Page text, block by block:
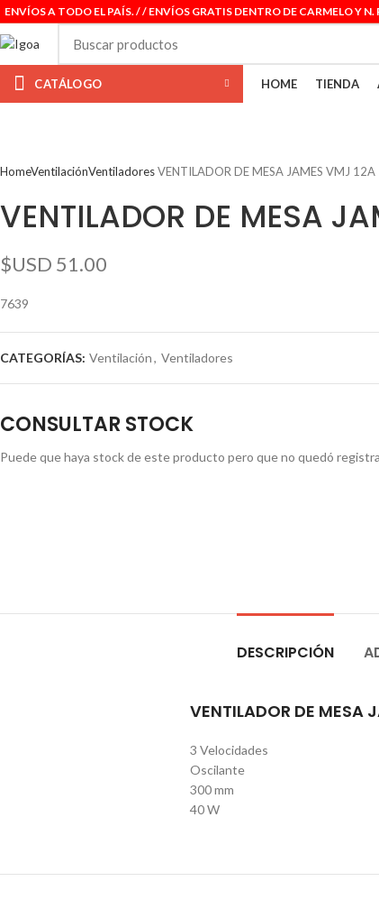
ENVÍOS A TODO EL PAÍS. / / ENVÍOS GRATIS DENTRO DE CARMELO Y N.
CATÁLOGO HOME TIENDA
HomeVentilaciónVentiladoresVENTILADOR DE MESA JAMES VMJ 12A
VENTILADOR DE MESA
$USD 51.00
7639
CATEGORÍAS: Ventilación, Ventiladores
CONSULTAR STOCK
Puede que haya stock de este producto pero que no quedó
DESCRIPCIÓN
VENTILADOR DE MESA
3 Velocidades
Oscilante
300 mm
40 W